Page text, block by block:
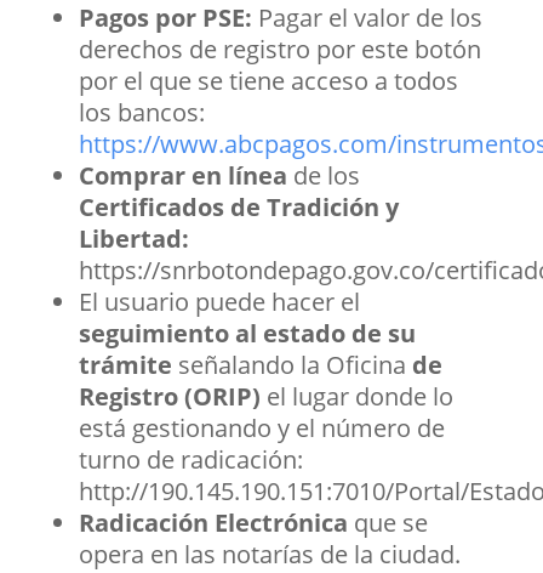
Pagos por PSE: Pagar el valor de los
derechos de registro por este botón
por el que se tiene acceso a todos
los bancos:
https://www.abcpagos.com/
Comprar en línea de los
Certificados de Tradición y
Libertad:
https://snrbotondepago.gov.co/
El usuario puede hacer el
seguimiento al estado de su
trámite señalando la Oficina de
Registro (ORIP) el lugar donde lo
está gestionando y el número de
turno de radicación:
http://190.145.190.151:7010/Portal/
Radicación Electrónica que se
opera en las notarías de la ciudad.